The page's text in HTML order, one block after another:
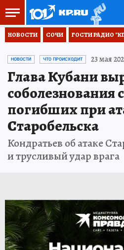
НОВОСТИ СОЧИ ГОСТИ РАДИО
НОВОСТИ ЧТО ПРОИСХОДИТ 23 мая
Глава Кубани
соболезнования
погибших при
Старобельска
Кондратьев об атаке
и трусливый удар врага